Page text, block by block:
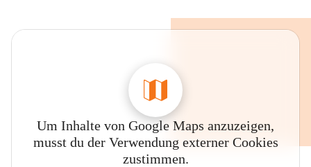
Um Inhalte von Google Maps anzuzeigen,
musst du der Verwendung externer Cookies
zustimmen.